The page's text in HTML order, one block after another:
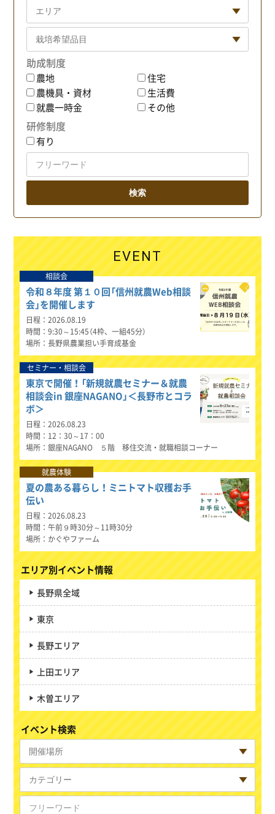
助成制度
農地
住宅
農機具・資材
生活費
就農一時金
その他
研修制度
有り
EVENT
相談会
令和８年度 第１０回「信州就農Web相談
会」を開催します
日程
2026.08.19
時間
9:30～15:45（4枠、一組45分）
場所
長野県農業担い手育成基金
セミナー・相談会
東京で開催！「新規就農セミナー＆就農
相談会in 銀座NAGANO」＜長野市とコラ
ボ＞
日程
2026.08.23
時間
12：30～17：00
場所
銀座NAGANO ５階 移住交流・就職相談コーナー
就農体験
夏の農ある暮らし！ミニトマト収穫お手
伝い
日程
2026.08.23
時間
午前９時30分～11時30分
場所
かぐやファーム
エリア別イベント情報
長野県全域
東京
長野エリア
上田エリア
木曽エリア
イベント検索